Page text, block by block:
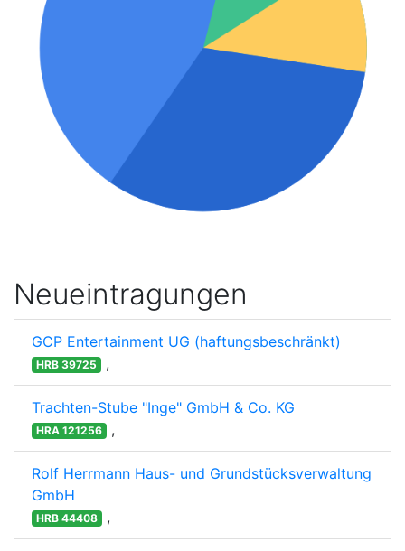
Neueintragungen
GCP Entertainment UG (haftungsbeschränkt)
HRB 39725 ,
Trachten-Stube "Inge" GmbH & Co. KG
HRA 121256 ,
Rolf Herrmann Haus- und Grundstücksverwaltung
GmbH
HRB 44408 ,